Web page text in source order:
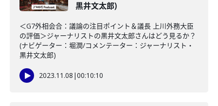
黒井文太郎)
＜G7外相会合：議論の注目ポイント＆議長 上川外務大臣
の評価＞ジャーナリストの黒井文太郎さんはどう見るか？
(ナビゲーター：堀潤/コメンテーター：ジャーナリスト・
黒井文太郎)
2023.11.08 |00:10:10